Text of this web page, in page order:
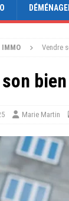
IMMO Vendre
son
Marie Martin